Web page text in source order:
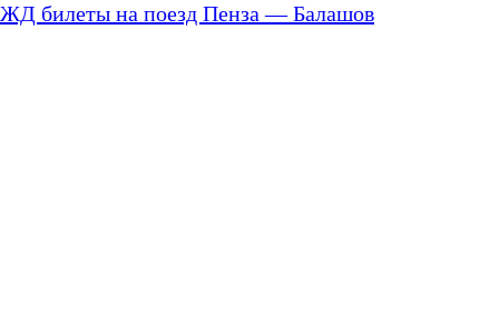
ЖД билеты на поезд Пенза — Балашов